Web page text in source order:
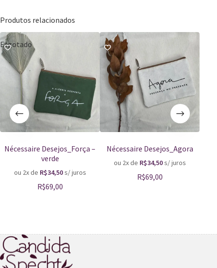
Produtos relacionados
Esgotado
Nécessaire Desejos_Força –
verde
ou 2x de R$34,50s/ juros
R$69,00
Nécessaire Desejos_Agora
ou 2x de R$34,50s/ juros
R$69,00